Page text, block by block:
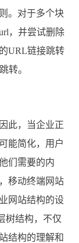
。对于多个块
，并尝试删除
URL链接跳转
转。
此，当企业正
能简化，用户
们需要的内
移动终端网站
网站结构的设
树结构，不仅
结构的理解和